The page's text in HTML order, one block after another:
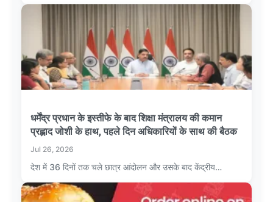
धर्मेंद्र प्रधान के इस्तीफे के बाद शिक्षा मंत्रालय की कमान
प्रह्लाद जोशी के हाथ, पहले दिन अधिकारियों के साथ की बैठक
Jul 26, 2026
देश में 36 दिनों तक चले छात्र आंदोलन और उसके बाद केंद्रीय…